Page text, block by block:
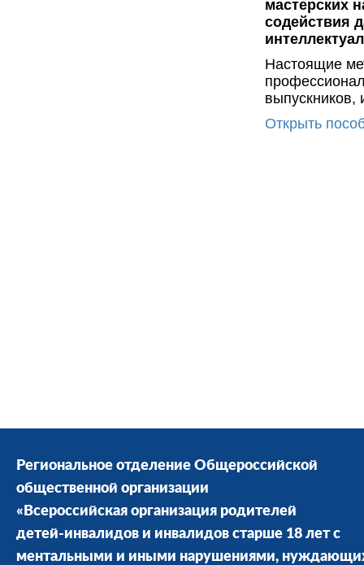
мастерских
содействия
Настоящие
Открыть
Региональное отделение Общероссийской
общественной организации
«Всероссийская организация родителей
детей-инвалидов и инвалидов старше 18 лет с
ментальными и иными нарушениями,